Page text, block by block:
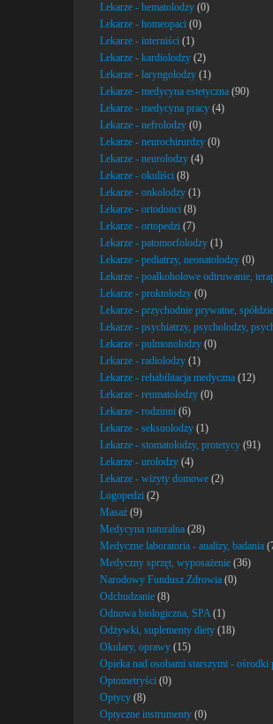
Lekarze - hematolodzy (0)
Lekarze - homeopaci (0)
Lekarze - interniści (1)
Lekarze - kardiolodzy (2)
Lekarze - laryngolodzy (1)
Lekarze - medycyna estetyczna (90)
Lekarze - medycyna pracy (4)
Lekarze - nefrolodzy (0)
Lekarze - neurochirurdzy (0)
Lekarze - neurolodzy (4)
Lekarze - okuliści (8)
Lekarze - onkolodzy (1)
Lekarze - ortodonci (8)
Lekarze - ortopedzi (7)
Lekarze - patomorfolodzy (1)
Lekarze - pediatrzy, neonatolodzy (0)
Lekarze - poalkoholowe odtruwanie,
Lekarze - proktolodzy (0)
Lekarze - przychodnie prywatne,
Lekarze - psychiatrzy, psycholodzy,
Lekarze - pulmonolodzy (0)
Lekarze - radiolodzy (1)
Lekarze - rehabilitacja medyczna (12)
Lekarze - reumatolodzy (0)
Lekarze - rodzinni (6)
Lekarze - seksuolodzy (1)
Lekarze - stomatolodzy, protetycy (91)
Lekarze - urolodzy (4)
Lekarze - wizyty domowe (2)
Logopedzi (2)
Masaż (9)
Medycyna naturalna (28)
Medyczne laboratoria - analizy, badania
Medyczny sprzęt, wyposażenie (36)
Narodowy Fundusz Zdrowia (0)
Odchudzanie (8)
Odnowa biologiczna, SPA(1)
Odżywki, suplementy diety (18)
Okulary, oprawy (15)
Opieka nad osobami starszymi - ośrodki
Optometryści (0)
Optycy (8)
Optyczne instrumenty (0)